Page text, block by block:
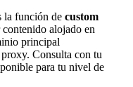
la función de custom
alojado en
principal
Consulta con tu
para tu nivel de